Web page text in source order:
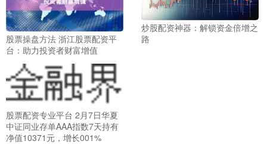
股票操盘方法 浙江股票配资平
台：助力投资者财富增值
炒股配资神器：解锁资金倍增之
路
股票配资专业平台 2月7日华夏
中证同业存单AAA指数7天持有
净值10371元，增长001%